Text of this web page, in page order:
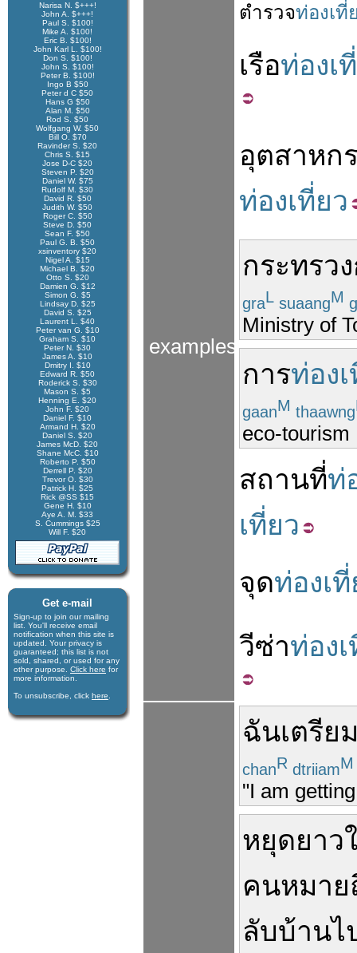
Narisa N. $+++!
John A. $+++!
Paul S. $100!
Mike A. $100!
Eric B. $100!
John Karl L. $100!
Don S. $100!
John S. $100!
Peter B. $100!
Ingo B $50
Peter d C $50
Hans G $50
Alan M. $50
Rod S. $50
Wolfgang W. $50
Bill O. $70
Ravinder S. $20
Chris S. $15
Jose D-C $20
Steven P. $20
Daniel W. $75
Rudolf M. $30
David R. $50
Judith W. $50
Roger C. $50
Steve D. $50
Sean F. $50
Paul G. B. $50
xsinventory $20
Nigel A. $15
Michael B. $20
Otto S. $20
Damien G. $12
Simon G. $5
Lindsay D. $25
David S. $25
Laurent L. $40
Peter van G. $10
Graham S. $10
Peter N. $30
James A. $10
Dmitry I. $10
Edward R. $50
Roderick S. $30
Mason S. $5
Henning E. $20
John F. $20
Daniel F. $10
Armand H. $20
Daniel S. $20
James McD. $20
Shane McC. $10
Roberto P. $50
Derrell P. $20
Trevor O. $30
Patrick H. $25
Rick @SS $15
Gene H. $10
Aye A. M. $33
S. Cummings $25
Will F. $20
Get e-mail
Sign-up to join our mail­ing
list. You'll receive e­mail
notification when this site is
updated. Your privacy is
guaran­teed; this list is not
sold, shared, or used for any
other purpose. Click here for
more infor­mation.
To unsubscribe, click here
examples
ตำรวจท่องเที่
เรือท่องเ
อุตสาหก
ท่องเที่ยว
กระทรวง
graL suaangM
Ministry of
การท่อง
gaanM thaawng
eco-tourism
สถานที่ท่
เที่ยว
จุดท่องเ
วีซ่าท่อง
ฉันเตรีย
chanR dtriiamM
"I am
หยุดยาว
คนหมาย
ลับบ้านไ